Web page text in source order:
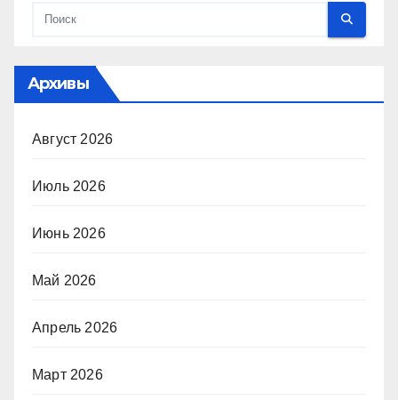
Архивы
Август 2026
Июль 2026
Июнь 2026
Май 2026
Апрель 2026
Март 2026